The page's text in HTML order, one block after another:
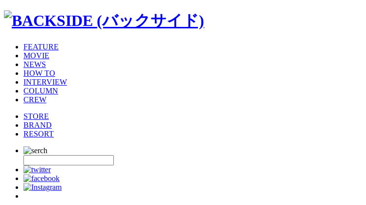
FEATURE
MOVIE
NEWS
HOW TO
INTERVIEW
COLUMN
CREW
STORE
BRAND
RESORT